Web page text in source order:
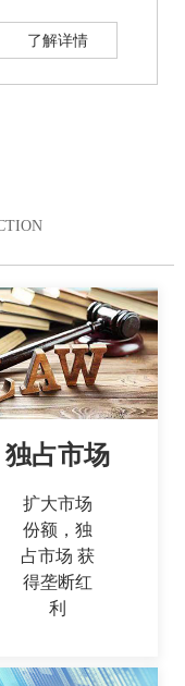
了解详情
独占市场
扩大市场
份额，独
占市场 获
得垄断红
利